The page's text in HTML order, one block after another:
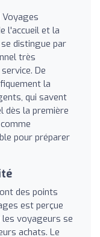
l'accueil et la
distingue par
très
De
la
qui savent
dès la première
pour préparer
des points
est perçue
les voyageurs se
achats. Le